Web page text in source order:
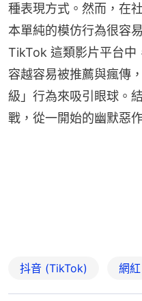
種表現方式。然而，在
本單純的模仿行為很容
TikTok 這類影片平台中
容越容易被推薦與瘋傳
級」行為來吸引眼球。
戰，從一開始的幽默惡
抖音 (TikTok) 網紅